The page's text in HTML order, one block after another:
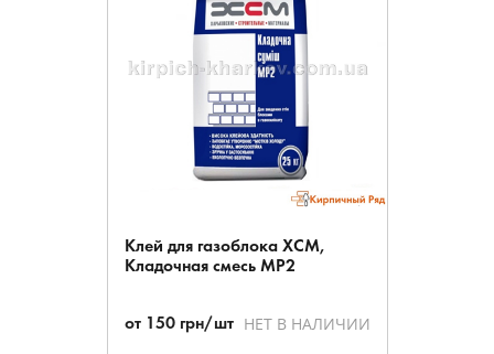
Клей для газоблока ХСМ,
Кладочная смесь МР2
от 150 грн/шт НЕТ В НАЛИЧИИ